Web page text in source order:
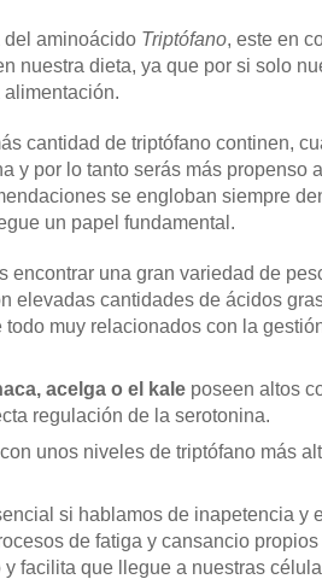
del aminoácido Triptófano, este en
nuestra dieta, ya que por si solo
cantidad de triptófano continen,
y por lo tanto serás más propenso
se engloban siempre
un papel fundamental.
encontrar una gran variedad de
elevadas cantidades de ácidos
muy relacionados con la
acelga o el kale poseen altos
regulación de la serotonina.
unos niveles de triptófano más
si hablamos de inapetencia y
de fatiga y cansancio
facilita que llegue a nuestras